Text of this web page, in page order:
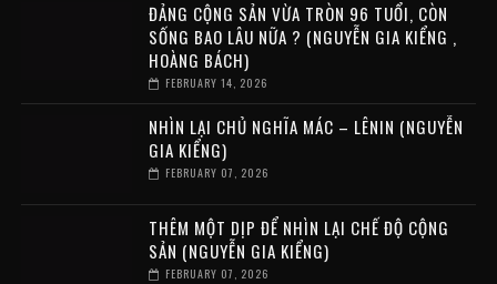
ĐẢNG CỘNG SẢN VỪA TRÒN 96 TUỔI, CÒN
SỐNG BAO LÂU NỮA ? (NGUYỄN GIA KIỂNG ,
HOÀNG BÁCH)
FEBRUARY 14, 2026
NHÌN LẠI CHỦ NGHĨA MÁC – LÊNIN (NGUYỄN
GIA KIỂNG)
FEBRUARY 07, 2026
THÊM MỘT DỊP ĐỂ NHÌN LẠI CHẾ ĐỘ CỘNG
SẢN (NGUYỄN GIA KIỂNG)
FEBRUARY 07, 2026